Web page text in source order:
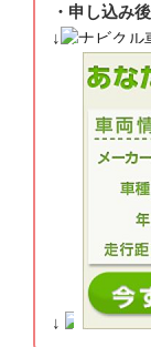
・申し込み
↓
ナビクル
↓